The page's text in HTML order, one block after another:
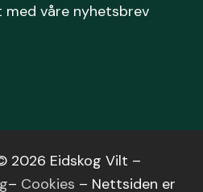
våre nyhetsbrev
2026 Eidskog Vilt –
– Cookies – Nettsiden er